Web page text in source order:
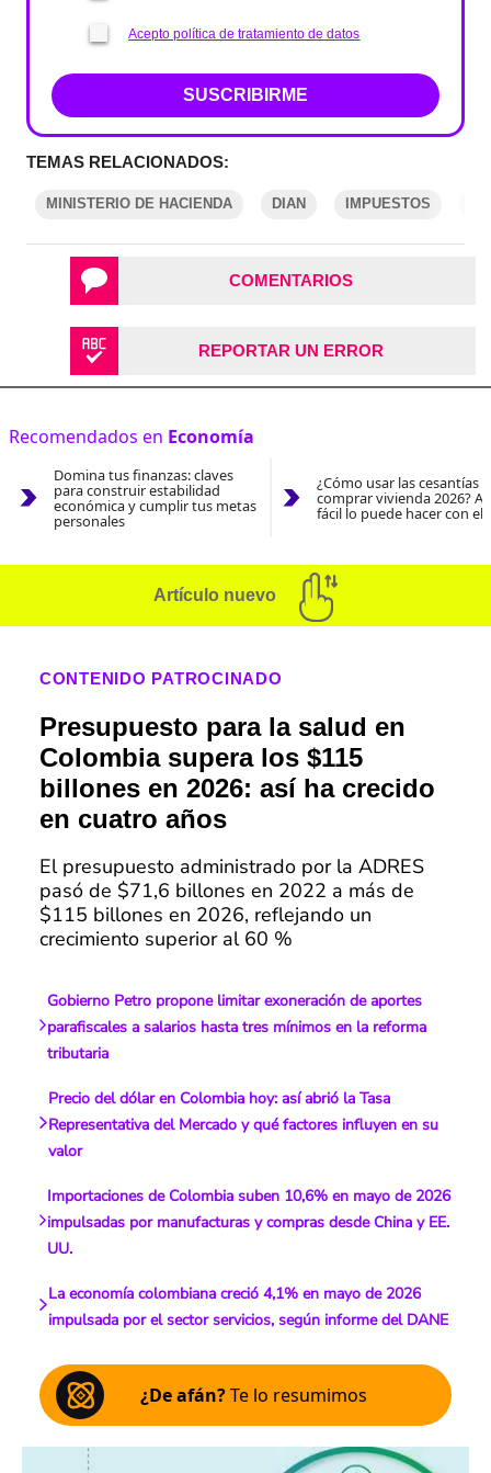
Acepto política de tratamiento de datos
SUSCRIBIRME
TEMAS RELACIONADOS:
MINISTERIO DE HACIENDA DIAN IMPUESTOS
COMENTARIOS
REPORTAR UN ERROR
Recomendados en Economía
Domina tus finanzas: claves
para construir estabilidad
económica y cumplir tus metas
personales
¿Cómo usar las cesantías
comprar vivienda 2026?
fácil lo puede hacer con el
Artículo nuevo
CONTENIDO PATROCINADO
Presupuesto para la salud en
Colombia supera los $115
billones en 2026: así ha crecido
en cuatro años
El presupuesto administrado por la ADRES
pasó de $71,6 billones en 2022 a más de
$115 billones en 2026, reflejando un
crecimiento superior al 60 %
Gobierno Petro propone limitar exoneración de aportes
parafiscales a salarios hasta tres mínimos en la reforma
tributaria
Precio del dólar en Colombia hoy: así abrió la Tasa
Representativa del Mercado y qué factores influyen en su
valor
Importaciones de Colombia suben 10,6% en mayo de 2026
impulsadas por manufacturas y compras desde China y EE.
UU.
La economía colombiana creció 4,1% en mayo de 2026
impulsada por el sector servicios, según informe del DANE
¿De afán?Te lo resumimos